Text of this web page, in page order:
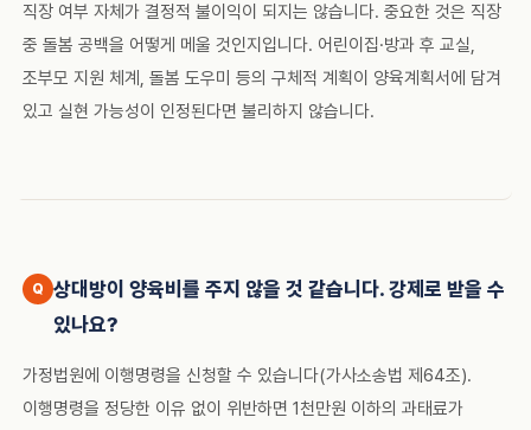
직장 여부 자체가 결정적 불이익이 되지는 않습니다. 중요한 것은 직장
중 돌봄 공백을 어떻게 메울 것인지입니다. 어린이집·방과 후 교실,
조부모 지원 체계, 돌봄 도우미 등의 구체적 계획이 양육계획서에 담겨
있고 실현 가능성이 인정된다면 불리하지 않습니다.
상대방이 양육비를 주지 않을 것 같습니다. 강제로 받을 수
있나요?
가정법원에 이행명령을 신청할 수 있습니다(가사소송법 제64조).
이행명령을 정당한 이유 없이 위반하면 1천만원 이하의 과태료가